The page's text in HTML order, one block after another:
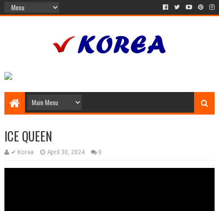
ICE QUEEN
✔ Korea April 30, 2024 0